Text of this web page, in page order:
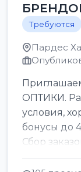
Требуются
Пардес
ОПТИКИ.
условия,
бонусы до
Сбор